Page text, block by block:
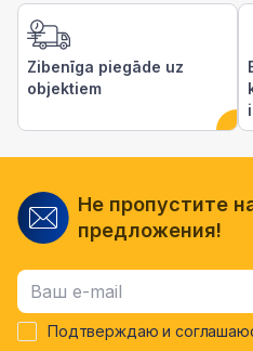
Zibenīga piegāde uz
objektiem
Не пропустите
предложения!
Подтверждаю и